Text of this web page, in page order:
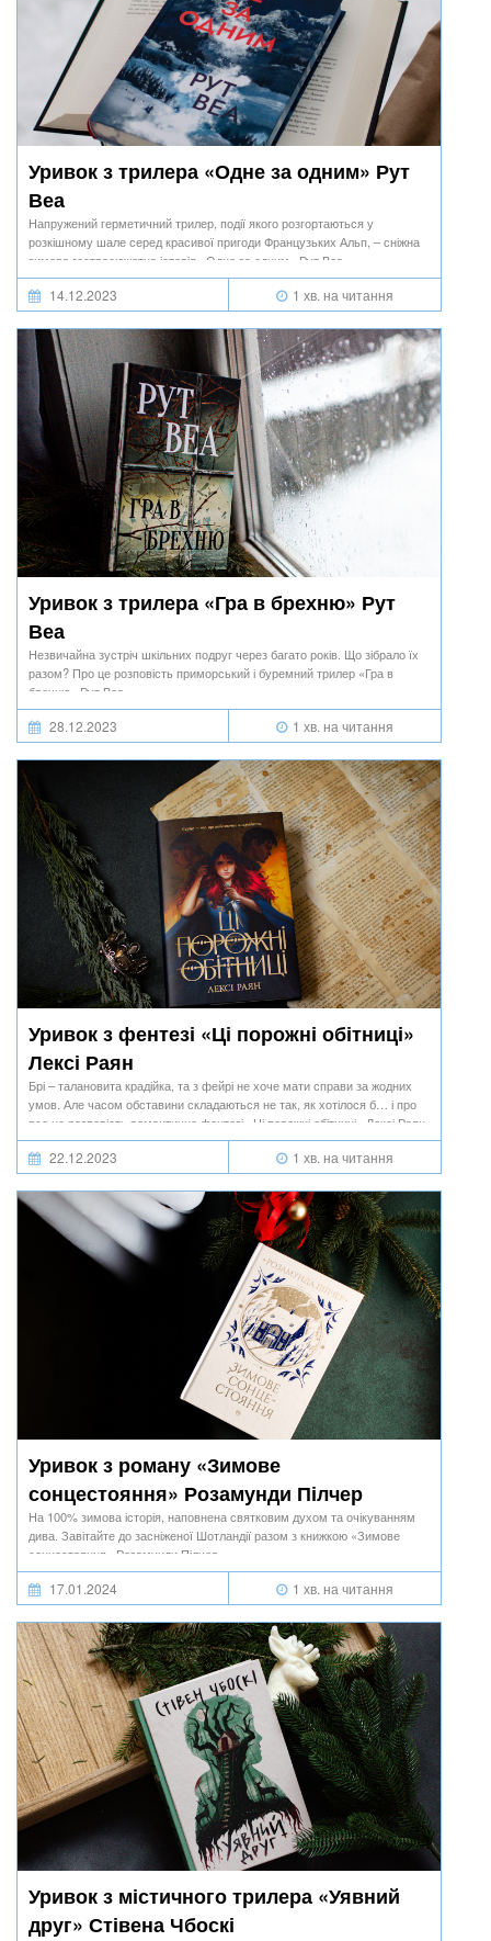
Уривок з трилера «Одне за одним» Рут
Веа
Напружений герметичний трилер, події якого розгортаються у
розкішному шале серед красивої пригоди Французьких Альп, – сніжна
зимова гостросюжетна історія «Одне за одним» Рут Веа.
14.12.2023 1 хв. на читання
Уривок з трилера «Гра в брехню» Рут
Веа
Незвичайна зустріч шкільних подруг через багато років. Що зібрало їх
разом? Про це розповість приморський і буремний трилер «Гра в
брехню» Рут Веа.
28.12.2023 1 хв. на читання
Уривок з фентезі «Ці порожні обітниці»
Лексі Раян
Брі – талановита крадійка, та з фейрі не хоче мати справи за жодних
умов. Але часом обставини складаються не так, як хотілося б… і про
все це розповість романтичне фентезі «Ці порожні обітниці» Лексі Раян.
22.12.2023 1 хв. на читання
Уривок з роману «Зимове
сонцестояння» Розамунди Пілчер
На 100% зимова історія, наповнена святковим духом та очікуванням
дива. Завітайте до засніженої Шотландії разом з книжкою «Зимове
сонцестояння» Розамунди Пілчер.
17.01.2024 1 хв. на читання
Уривок з містичного трилера «Уявний
друг» Стівена Чбоскі